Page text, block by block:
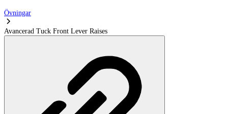
Övningar
Avancerad Tuck Front Lever Raises